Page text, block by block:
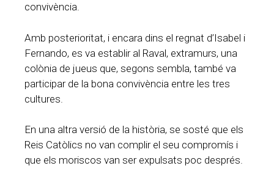
convivència.
Amb posterioritat, i encara dins el regnat d’Isabel i
Fernando, es va establir al Raval, extramurs, una
colònia de jueus que, segons sembla, també va
participar de la bona convivència entre les tres
cultures.
En una altra versió de la història, se sosté que els
Reis Catòlics no van complir el seu compromís i
que els moriscos van ser expulsats poc després.